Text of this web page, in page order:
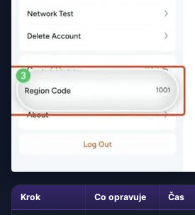
Krok Co opravuje Čas